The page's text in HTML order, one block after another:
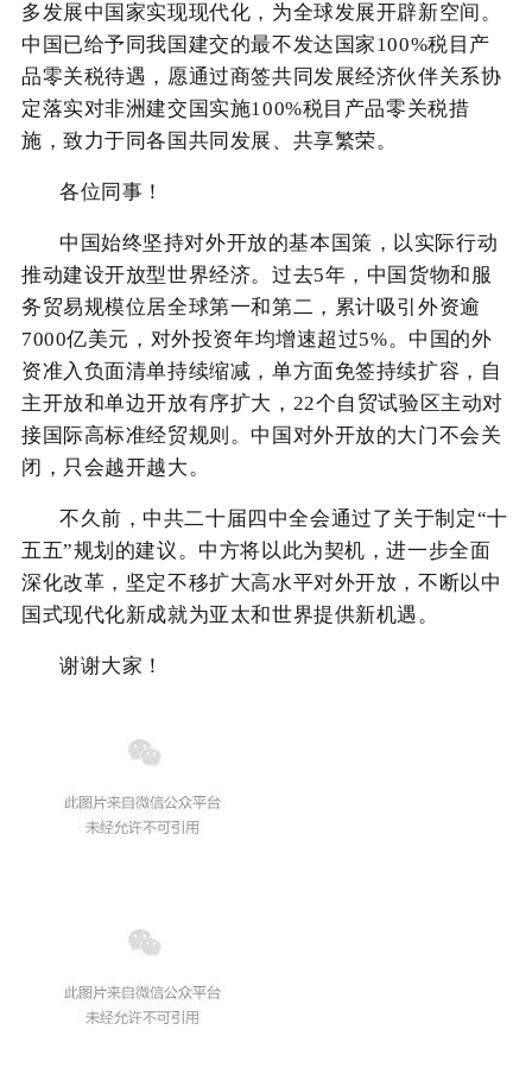
多发展中国家实现现代化，为全球发展开辟新空间。
中国已给予同我国建交的最不发达国家100%税目产
品零关税待遇，愿通过商签共同发展经济伙伴关系协
定落实对非洲建交国实施100%税目产品零关税措
施，致力于同各国共同发展、共享繁荣。
各位同事！
中国始终坚持对外开放的基本国策，以实际行动
推动建设开放型世界经济。过去5年，中国货物和服
务贸易规模位居全球第一和第二，累计吸引外资逾
7000亿美元，对外投资年均增速超过5%。中国的外
资准入负面清单持续缩减，单方面免签持续扩容，自
主开放和单边开放有序扩大，22个自贸试验区主动对
接国际高标准经贸规则。中国对外开放的大门不会关
闭，只会越开越大。
不久前，中共二十届四中全会通过了关于制定“十
五五”规划的建议。中方将以此为契机，进一步全面
深化改革，坚定不移扩大高水平对外开放，不断以中
国式现代化新成就为亚太和世界提供新机遇。
谢谢大家！